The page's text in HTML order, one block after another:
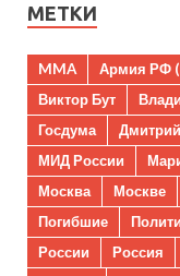
МЕТКИ
MMA Армия РФ
Виктор Бут
Госдума
МИД России
Москва
Москве
Погибшие
России
Россия